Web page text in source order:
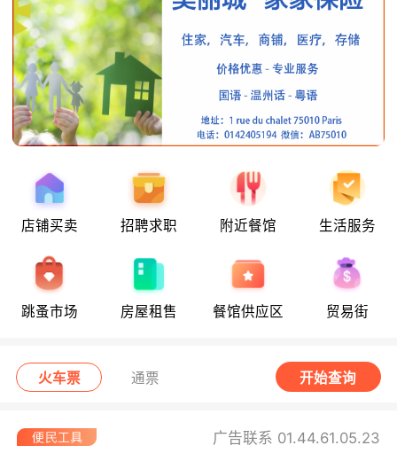
店铺买卖 招聘求职 附近餐馆 生活服务
跳蚤市场 房屋租售 餐馆供应区 贸易街
火车票 通票 开始查询
广告联系 01.44.61.05.23